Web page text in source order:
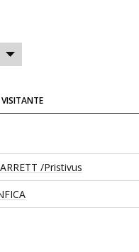
/Pristivus